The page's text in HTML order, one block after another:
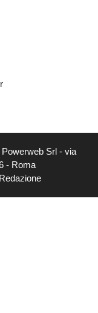
Srl - via
- Roma
Redazione